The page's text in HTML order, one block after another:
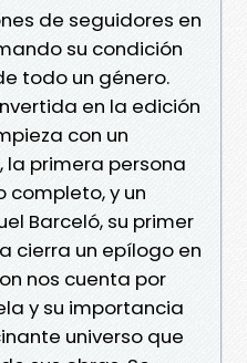
de seguidores en
su condición
todo un género.
en la edición
con un
la primera persona
completo, y un
Barceló, su primer
cierra un epílogo en
nos cuenta por
y su importancia
universo que